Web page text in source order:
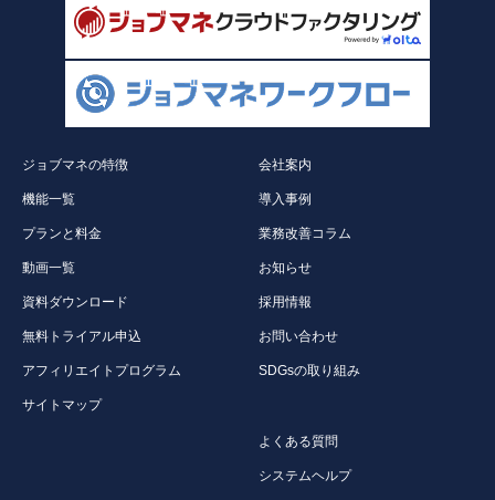
ジョブマネの特徴
機能一覧
プランと料金
動画一覧
資料ダウンロード
無料トライアル申込
アフィリエイトプログラム
サイトマップ
会社案内
導入事例
業務改善コラム
お知らせ
採用情報
お問い合わせ
SDGsの取り組み
よくある質問
システムヘルプ